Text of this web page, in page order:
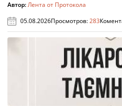
Автор:Лента от Протокола
05.08.2026Просмотров:283